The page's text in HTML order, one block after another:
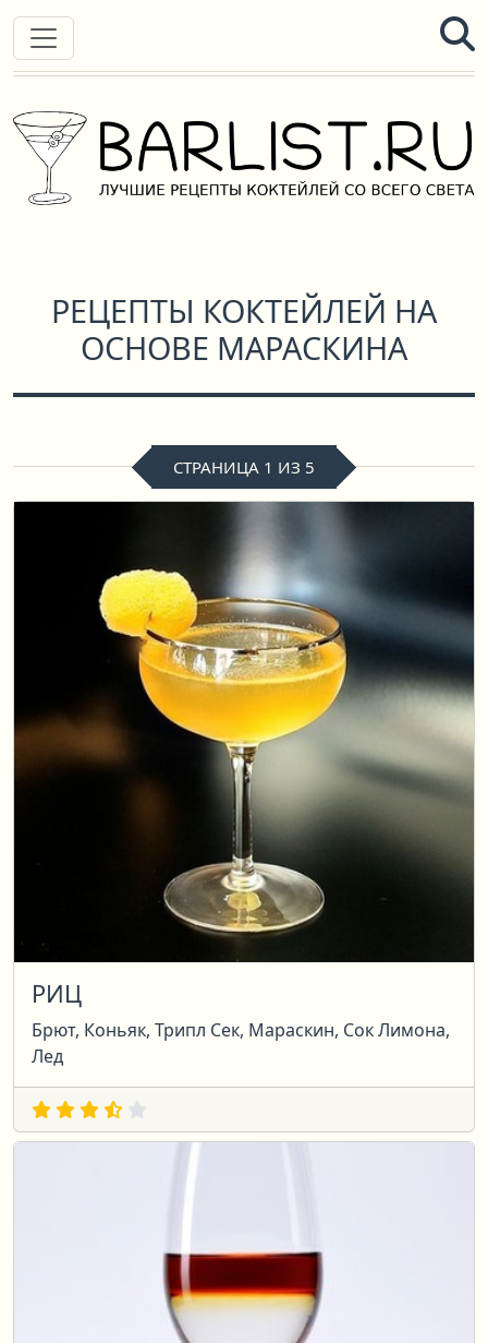
РЕЦЕПТЫ КОКТЕЙЛЕЙ НА
ОСНОВЕ МАРАСКИНА
СТРАНИЦА 1 ИЗ 5
РИЦ
Брют, Коньяк, Трипл Сек, Мараскин, Сок Лимона,
Лед